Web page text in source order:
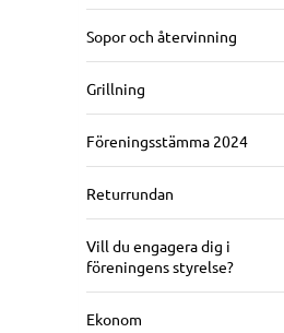
Sopor och återvinning
Grillning
Föreningsstämma 2024
Returrundan
Vill du engagera dig i
föreningens styrelse?
Ekonom